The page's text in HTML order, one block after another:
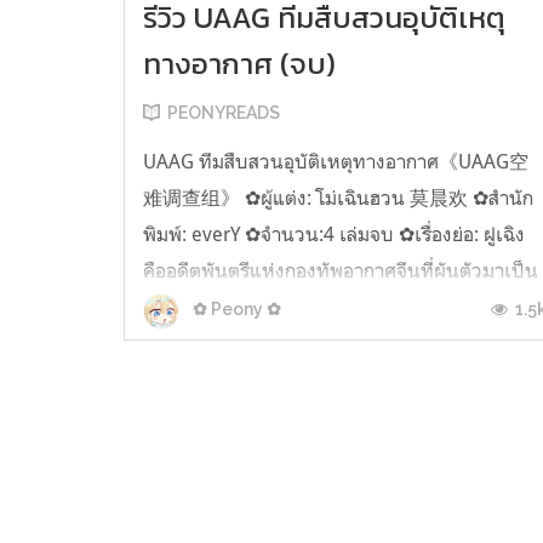
รีวิว UAAG ทีมสืบสวนอุบัติเหตุ
ทางอากาศ (จบ)
PEONYREADS
UAAG ทีมสืบสวนอุบัติเหตุทางอากาศ《UAAG空
难调查组》 ✿ผู้แต่ง: โม่เฉินฮวน 莫晨欢 ✿สำนัก
พิมพ์: everY ✿จำนวน:4 เล่มจบ ✿เรื่องย่อ: ฝูเฉิง
คืออดีตพันตรีแห่งกองทัพอากาศจีนที่ผันตัวมาเป็น
กัปตันสายการบินพลเรือน ทว่าเส้นทางนักบินของ
เขากลับเปลี่ยนแปลงไป เมื่อจู่ๆเขาได้รับคำสั่งโยก
✿ Peony ✿